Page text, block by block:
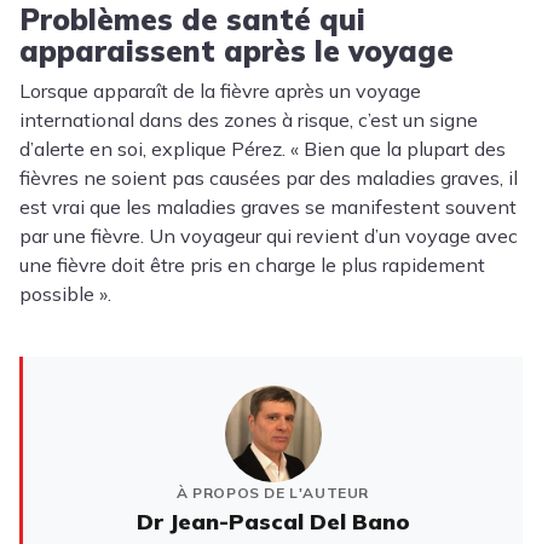
Problèmes de santé qui
apparaissent après le voyage
Lorsque apparaît de la fièvre après un voyage
international dans des zones à risque, c’est un signe
d’alerte en soi, explique Pérez. « Bien que la plupart des
fièvres ne soient pas causées par des maladies graves, il
est vrai que les maladies graves se manifestent souvent
par une fièvre. Un voyageur qui revient d’un voyage avec
une fièvre doit être pris en charge le plus rapidement
possible ».
À PROPOS DE L'AUTEUR
Dr Jean-Pascal Del Bano